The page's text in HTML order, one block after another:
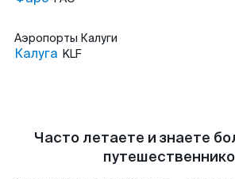
Аэропорты Калуги
Калуга KLF
Часто летаете и знаете